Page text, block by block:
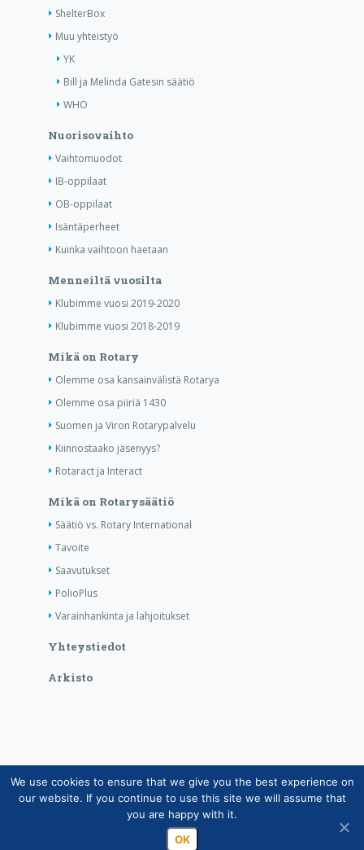
ShelterBox
Muu yhteistyö
YK
Bill ja Melinda Gatesin säätiö
WHO
Nuorisovaihto
Vaihtomuodot
IB-oppilaat
OB-oppilaat
Isäntäperheet
Kuinka vaihtoon haetaan
Menneiltä vuosilta
Klubimme vuosi 2019-2020
Klubimme vuosi 2018-2019
Mikä on Rotary
Olemme osa kansainvälistä Rotarya
Olemme osa piiriä 1430
Suomen ja Viron Rotarypalvelu
Kiinnostaako jäsenyys?
Rotaract ja Interact
Mikä on Rotarysäätiö
Säätiö vs. Rotary International
Tavoite
Saavutukset
PolioPlus
Varainhankinta ja lahjoitukset
Yhteystiedot
Arkisto
Copyright © Suomen Rotarypalvelu ry 2026 |
Jäsentietojärjestelmän tietosuojaseloste|Henkilötietojen
käsittely Rotarytoiminnassa
We use cookies to ensure that we give you the best experience on
our website. If you continue to use this site we will assume that
you are happy with it.
OK